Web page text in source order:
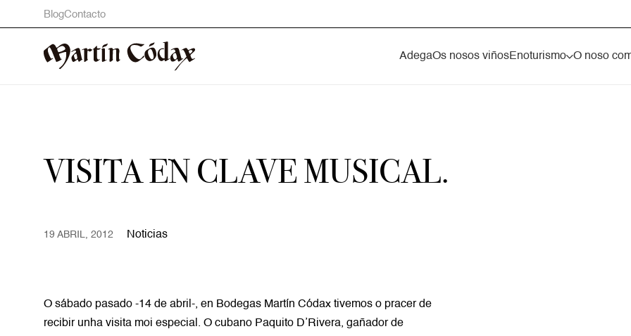
BlogContacto
AdegaOs nosos viñosEnoturismo O noso
VISITA EN CLAVE MUSICAL.
19 ABRIL, 2012 Noticias
O sábado pasado -14 de abril-, en Bodegas Martín Códax tivemos o pracer de
recibir unha visita moi especial. O cubano Paquito D’Rivera, gañador de